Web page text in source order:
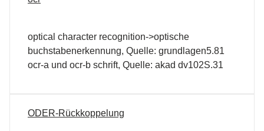
optical character recognition->optische
buchstabenerkennung, Quelle: grundlagen5.81
ocr-a und ocr-b schrift, Quelle: akad dv102S.31
ODER-Rückkoppelung